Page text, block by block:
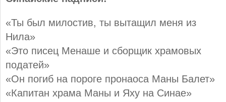
«Ты был милостив, ты вытащил меня из
Нила»
«Это писец Менаше и сборщик храмовых
податей»
«Он погиб на пороге пронаоса Маны Балет»
«Капитан храма Маны и Яху на Синае»